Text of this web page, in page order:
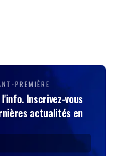
PREMIÈRE
Inscrivez-vous
actualités en